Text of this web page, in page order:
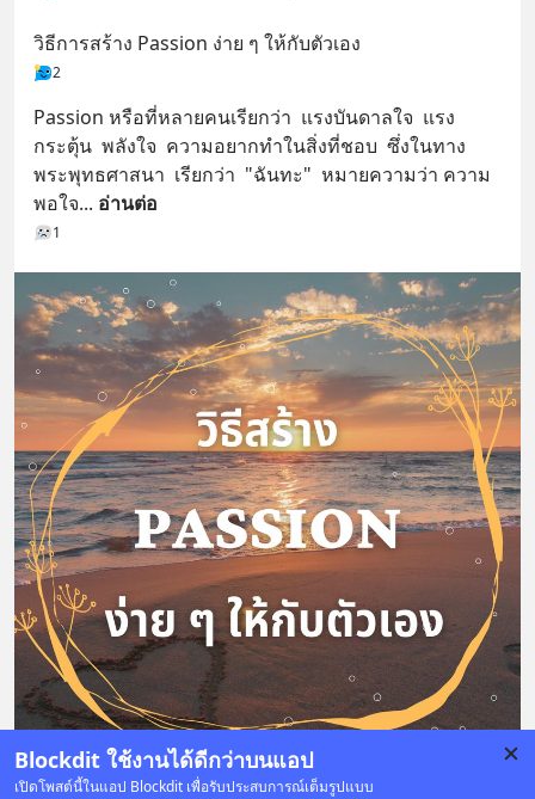
Blockdit ใช้งานได้ดีกว่าบนแอป
เปิดโพสต์นี้ในแอป Blockdit เพื่อรับประสบการณ์เต็มรูปแบบ
วิธีการสร้าง Passion ง่าย ๆ ให้กับตัวเอง
2
Passion หรือที่หลายคนเรียกว่า  แรงบันดาลใจ  แรง
กระตุ้น  พลังใจ  ความอยากทำในสิ่งที่ชอบ  ซึ่งในทาง
พระพุทธศาสนา  เรียกว่า  "ฉันทะ"  หมายความว่า ความ
พอใจ... อ่านต่อ
1